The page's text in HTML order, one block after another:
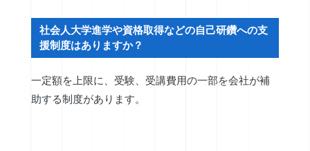
社会人大学進学や資格取得などの自己研鑽への支
援制度はありますか？
一定額を上限に、受験、受講費用の一部を会社が補
助する制度があります。